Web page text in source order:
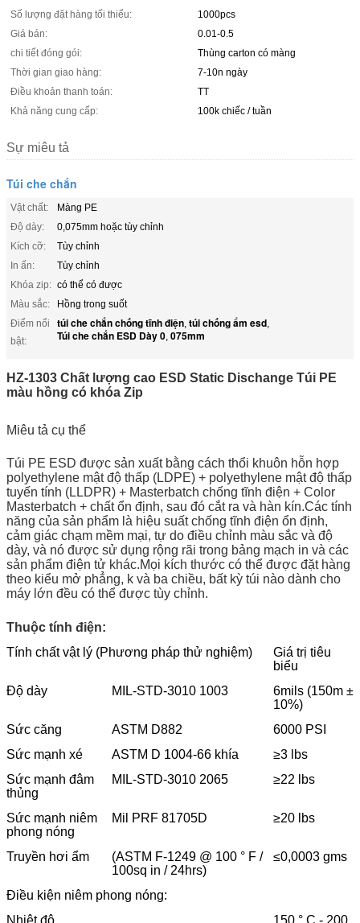
Số lượng đặt hàng tối thiểu:
1000pcs
Giá bán:
0.01-0.5
chi tiết đóng gói:
Thùng carton có màng
Thời gian giao hàng:
7-10n ngày
Điều khoản thanh toán:
TT
Khả năng cung cấp:
100k chiếc / tuần
Sự miêu tả
Túi che chắn
Vật chất:
Màng PE
Độ dày:
0,075mm hoặc tùy chỉnh
Kích cỡ:
Tùy chỉnh
In ấn:
Tùy chỉnh
Khóa zip: có thể có được
Màu sắc:
Hồng trong suốt
Điểm nổi
bật:
túi che chắn chống tĩnh điện, túi chống ẩm esd,
Túi che chắn ESD Dày 0, 075mm
HZ-1303 Chất lượng cao ESD Static Dischange Túi PE
màu hồng có khóa Zip
Miêu tả cụ thể
Túi PE ESD được sản xuất bằng cách thổi khuôn hỗn hợp
polyethylene mật độ thấp (LDPE) + polyethylene mật độ thấp
tuyến tính (LLDPR) + Masterbatch chống tĩnh điện + Color
Masterbatch + chất ổn định, sau đó cắt ra và hàn kín.Các tính
năng của sản phẩm là hiệu suất chống tĩnh điện ổn định,
cảm giác chạm mềm mại, tự do điều chỉnh màu sắc và độ
dày, và nó được sử dụng rộng rãi trong bảng mạch in và các
sản phẩm điện tử khác.Mọi kích thước có thể được đặt hàng
theo kiểu mở phẳng, k và ba chiều, bất kỳ túi nào dành cho
máy lớn đều có thể được tùy chỉnh.
Thuộc tính điện:
Tính chất vật lý (Phương pháp thử nghiệm)
Giá trị tiêu
biểu
Độ dày
MIL-STD-3010 1003
6mils (150m ±
10%)
Sức căng
ASTM D882
6000 PSI
Sức mạnh xé
ASTM D 1004-66 khía
≥3 lbs
Sức mạnh đâm
thủng
MIL-STD-3010 2065 ≥22 lbs
Sức mạnh niêm
phong nóng
Mil PRF 81705D ≥20 lbs
Truyền hơi ẩm
(ASTM F-1249 @ 100 ° F /
100sq in / 24hrs)
≤0,0003 gms
Điều kiện niêm phong nóng:
Nhiệt độ
150 ° C - 200